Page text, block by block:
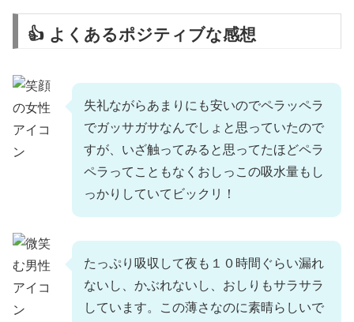
👍 よくあるポジティブな感想
失礼ながらあまりにも安いのでペラッペラ
でガッサガサなんでしょと思っていたので
すが、いざ触ってみると思ってたほどペラ
ペラってこともなくおしっこの吸水量もし
っかりしていてビックリ！
たっぷり吸収して夜も１０時間ぐらい漏れ
ないし、かぶれないし、おしりもサラサラ
しています。この薄さなのに素晴らしいで